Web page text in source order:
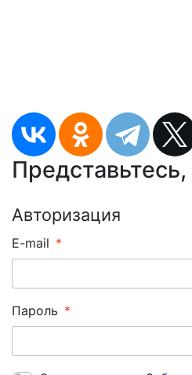
Авторизация
E-mail
Пароль